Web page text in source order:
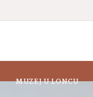
MUZEJ U LONCU